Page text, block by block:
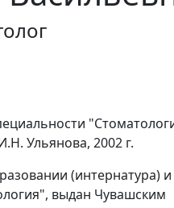
Ульянова, 2002 г.
(интернатура)
выдан Чувашским